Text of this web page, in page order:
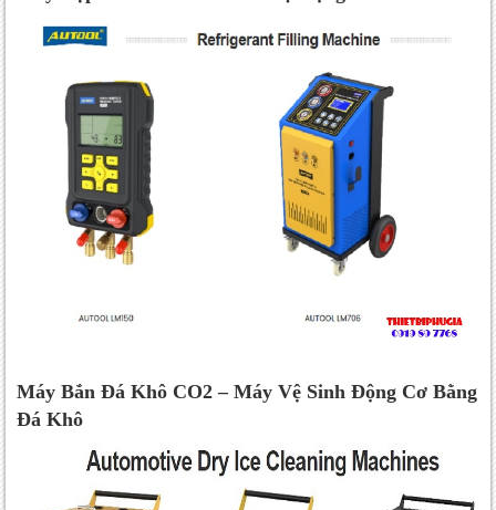
Máy Bắn Đá Khô CO2 – Máy Vệ Sinh Động Cơ Bằng
Đá Khô